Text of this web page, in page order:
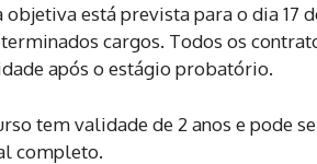
objetiva está prevista para o dia 17
cargos. Todos os
após o estágio probatório.
tem validade de 2 anos e pode
completo.